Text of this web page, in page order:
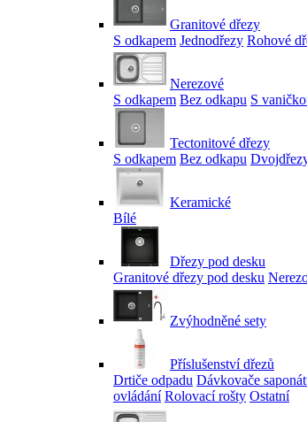
Granitové dřezy
S odkapem Jednodřezy Rohové
Nerezové
S odkapem Bez odkapu S
Tectonitové dřezy
S odkapem Bez odkapu
Keramické
Bílé
Dřezy pod desku
Granitové dřezy pod desku
Zvýhodněné sety
Příslušenství dřezů
Drtiče odpadu Dávkovače
ovládání Rolovací rošty Ostatní